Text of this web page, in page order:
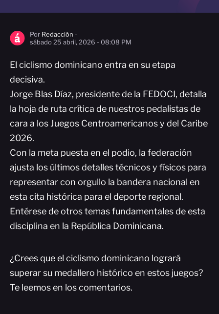
Por Redacción -
sábado 25 abril, 2026 - 08:08 PM
El ciclismo dominicano entra en su etapa
decisiva.
Jorge Blas Díaz, presidente de la FEDOCI, detalla
la hoja de ruta crítica de nuestros pedalistas de
cara a los Juegos Centroamericanos y del Caribe
2026.
Con la meta puesta en el podio, la federación
ajusta los últimos detalles técnicos y físicos para
representar con orgullo la bandera nacional en
esta cita histórica para el deporte regional.
Entérese de otros temas fundamentales de esta
disciplina en la República Dominicana.
¿Crees que el ciclismo dominicano logrará
superar su medallero histórico en estos juegos?
Te leemos en los comentarios.